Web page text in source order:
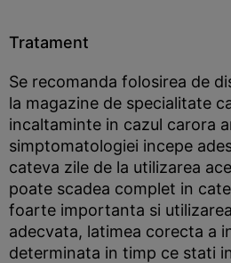
Tratament
Se recomanda folosirea de
la magazine de specialitate
incaltaminte in cazul carora
simptomatologiei incepe
cateva zile de la utilizarea
poate scadea complet in
foarte importanta si
adecvata, latimea corecta a
determinata in timp ce stati